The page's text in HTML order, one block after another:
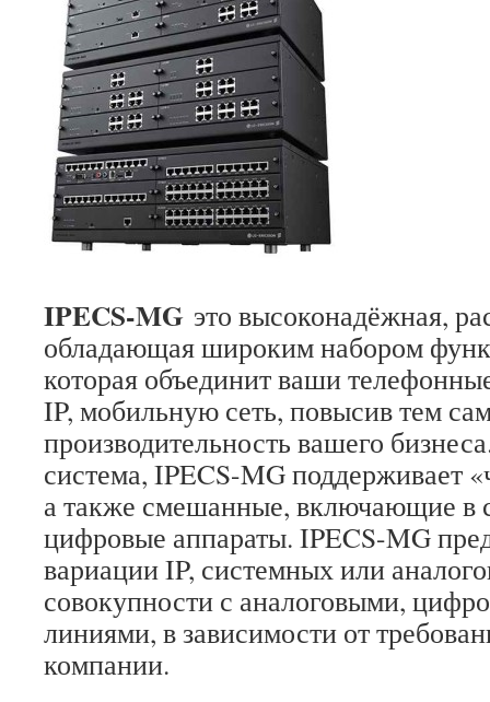
IPECS-MG это высоконадёжная,
обладающая широким набором
которая объединит ваши
IP, мобильную сеть, повысив тем
производительность вашего
система, IPECS-MG поддерживает
а также смешанные, включающие в
цифровые аппараты. IPECS-MG
вариации IP, системных или
совокупности с аналоговыми,
линиями, в зависимости от
компании.